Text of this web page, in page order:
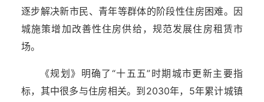
逐步解决新市民、青年等群体的阶段性住房困难。因
城施策增加改善性住房供给，规范发展住房租赁市
场。
《规划》明确了“十五五”时期城市更新主要指
标，其中很多与住房相关。到2030年，5年累计城镇